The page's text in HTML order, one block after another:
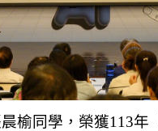
榆同學，榮獲113